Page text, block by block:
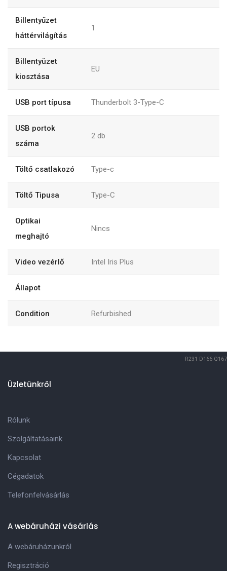
Billentyűzet
háttérvilágítás
1
Billentyüzet
kiosztása
EU
USB port típusa Thunderbolt 3-Type-C
USB portok
száma
2 db
Töltő csatlakozó Type-c
Töltő Tipusa Type-C
Optikai
meghajtó
Nincs
Video vezérlő Intel Iris Plus
Állapot
Condition Refurbished
R231 D166 Q167
Üzletünkről
Rólunk
Szolgáltatásaink
Kapcsolat
Cégadatok
Telefonfelvásárlás
A webáruházi vásárlás
A webáruházunkról
Regisztráció